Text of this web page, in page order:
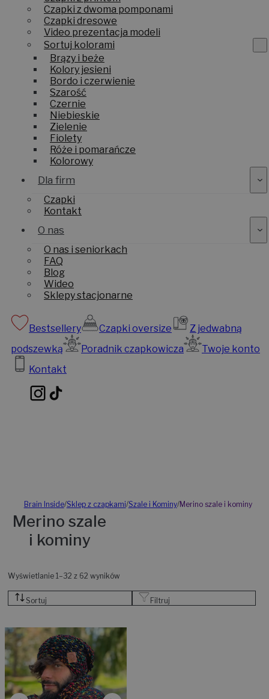
Czapki z dwoma pomponami
Czapki dresowe
Video prezentacja modeli
Sortuj kolorami
Brązy i beże
Kolory jesieni
Bordo i czerwienie
Szarość
Czernie
Niebieskie
Zielenie
Fiolety
Róże i pomarańcze
Kolorowy
Dla firm
Czapki
Kontakt
O nas
O nas i seniorkach
FAQ
Blog
Wideo
Sklepy stacjonarne
Bestsellery Czapki oversize
Z jedwabną
podszewką
Poradnik czapkowicza
Twoje konto
Kontakt
Brain Inside/Sklep z czapkami/Szale i Kominy/Merino szale i kominy
Merino szale
i kominy
Wyświetlanie 1–32 z 62 wyników
Sortuj Filtruj